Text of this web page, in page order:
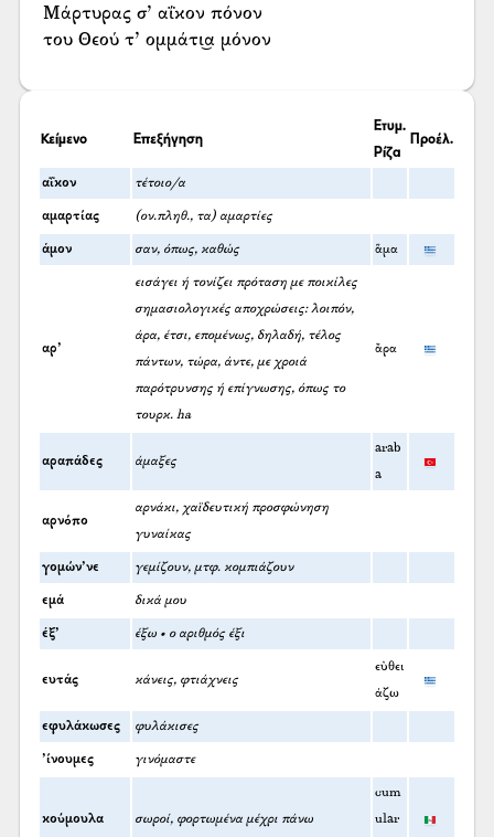
Μάρτυρας σ’ αΐκον πόνον
του Θεού τ’ ομμάτι͜α μόνον
Κείμενο Επεξήγηση
Ετυμ.
Ρίζα
Προέλ.
αΐκον τέτοιο/α
αμαρτίας (ον.πληθ., τα) αμαρτίες
άμον σαν, όπως, καθώς ἅμα
αρ’
εισάγει ή τονίζει πρόταση με ποικίλες
σημασιολογικές αποχρώσεις: λοιπόν,
άρα, έτσι, επομένως, δηλαδή, τέλος
πάντων, τώρα, άντε, με χροιά
παρότρυνσης ή επίγνωσης, όπως το
τουρκ. ha
ἄρα
αραπάδες άμαξες
arab
a
αρνόπο
αρνάκι, χαϊδευτική προσφώνηση
γυναίκας
γομών’νε γεμίζουν, μτφ. κομπιάζουν
εμά δικά μου
έξ’ έξω • ο αριθμός έξι
ευτάς κάνεις, φτιάχνεις
εὐθει
άζω
εφυλάκωσες φυλάκισες
’ίνουμες γινόμαστε
κούμουλα σωροί, φορτωμένα μέχρι πάνω
cum
ular